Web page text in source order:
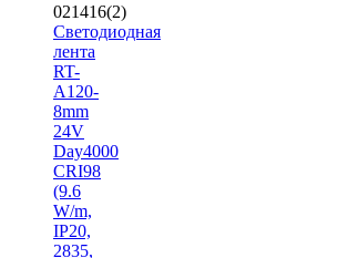
021416(2)
Светодиодная
лента
RT-
A120-
8mm
24V
Day4000
CRI98
(9.6
W/m,
IP20,
2835,